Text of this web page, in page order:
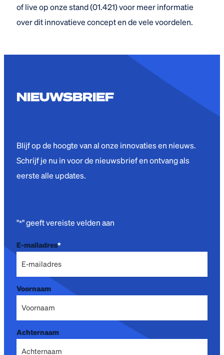
of live op onze stand (01.421) voor meer informatie
over dit innovatieve concept en de vele voordelen.
NIEUWSBRIEF
Blijf op de hoogte van al onze innovaties en nieuws.
Schrijf je nu in voor de nieuwsbrief en ontvang als
eerste alle updates.
"*" geeft vereiste velden aan
E-mailadres*
Voornaam
Achternaam